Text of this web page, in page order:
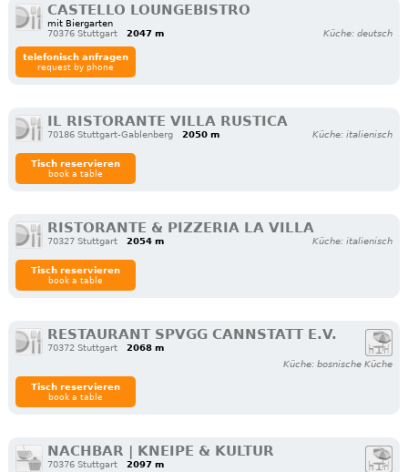
CASTELLO LOUNGEBISTRO
mit Biergarten
70376 Stuttgart
2047 m Küche: deutsch
telefonisch anfragen
request by phone
IL RISTORANTE VILLA RUSTICA
70186 Stuttgart-Gablenberg 2050 m Küche: italienisch
Tisch reservieren
book a table
RISTORANTE & PIZZERIA LA VILLA
70327 Stuttgart 2054 m Küche: italienisch
Tisch reservieren
book a table
RESTAURANT SPVGG CANNSTATT E.V.
70372 Stuttgart
2068 m
Küche: bosnische Küche
Tisch reservieren
book a table
NACHBAR | KNEIPE & KULTUR
70376 Stuttgart
2097 m